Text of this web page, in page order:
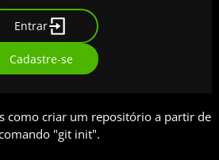
Entrar
Cadastre-se
como criar um repositório a partir de
"git init".